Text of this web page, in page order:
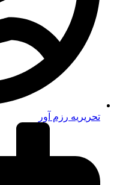
تحریریه رزم آور